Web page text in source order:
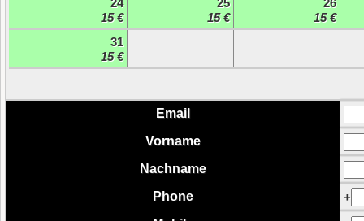
24
15 €
25
15 €
26
15 €
31
15 €
Email
Vorname
Nachname
Phone
+